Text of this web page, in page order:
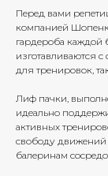
Перед вами
компанией
гардероба
изготавливаются
для тренировок,
Лиф пачки,
идеально
активных
свободу движений
балеринам